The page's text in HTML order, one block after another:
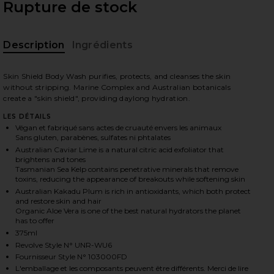
Rupture de stock
Description Ingrédients
Skin Shield Body Wash purifies, protects, and cleanses the skin
without stripping. Marine Complex and Australian botanicals
create a "skin shield", providing daylong hydration.
LES DÉTAILS
Végan et fabriqué sans actes de cruauté envers les animaux
Sans gluten, parabènes, sulfates ni phtalates
Australian Caviar Lime is a natural citric acid exfoliator that
brightens and tones
Tasmanian Sea Kelp contains penetrative minerals that remove
toxins, reducing the appearance of breakouts while softening skin
Australian Kakadu Plum is rich in antioxidants, which both protect
and restore skin and hair
Organic Aloe Vera is one of the best natural hydrators the planet
has to offer
375ml
Revolve Style N° UNR-WU6
Fournisseur Style N° 103000FD
L'emballage et les composants peuvent être différents. Merci de lire